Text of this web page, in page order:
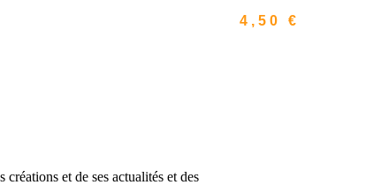
4,50 €
et de ses actualités et des